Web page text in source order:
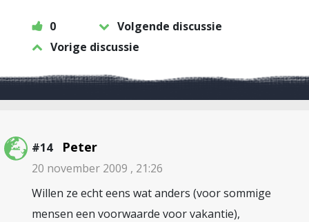
0
Volgende discussie
Vorige discussie
#14 Peter
20 november 2009 , 21:26
Willen ze echt eens wat anders (voor sommige
mensen een voorwaarde voor vakantie),